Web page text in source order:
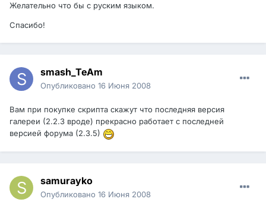
Желательно что бы с руским языком.
Спасибо!
smash_TeAm
Опубликовано 16 Июня 2008
Вам при покупке скрипта скажут что последняя версия
галереи (2.2.3 вроде) прекрасно работает с последней
версией форума (2.3.5)
samurayko
Опубликовано 16 Июня 2008